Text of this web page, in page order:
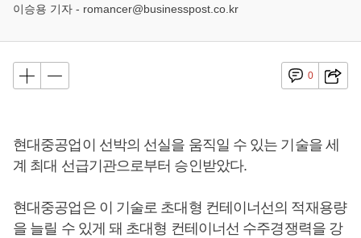
이승용 기자 - romancer@businesspost.co.kr
0
현대중공업이 선박의 선실을 움직일 수 있는 기술을 세
계 최대 선급기관으로부터 승인받았다.
현대중공업은 이 기술로 초대형 컨테이너선의 적재용량
을 늘릴 수 있게 돼 초대형 컨테이너선 수주경쟁력을 강